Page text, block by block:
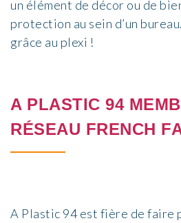
un élément de décor ou de
protection au sein d’un
grâce au plexi !
A PLASTIC 94
RÉSEAU FRENCH
A Plastic 94 est fière de faire